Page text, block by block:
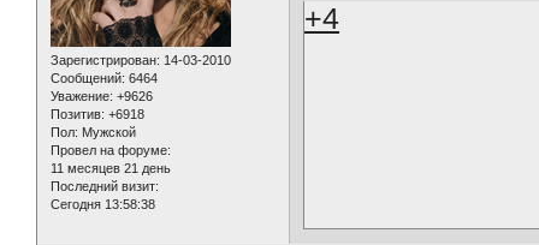
Зарегистрирован: 14-03-2010
Сообщений: 6464
Уважение: +9626
Позитив: +6918
Пол: Мужской
Провел на форуме:
11 месяцев 21 день
Последний визит:
Сегодня 13:58:38
+4